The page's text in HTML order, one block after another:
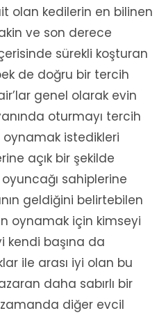
olan kedilerin en bilinen
ve son derece
sürekli koşturan
de doğru bir tercih
genel olarak evin
oturmayı tercih
oynamak istedikleri
açık bir şekilde
sahiplerine
geldiğini belirtebilen
oynamak için kimseyi
kendi başına da
ile arası iyi olan bu
daha sabırlı bir
zamanda diğer evcil